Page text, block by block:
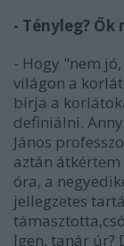
- Tényleg?
- Hogy "nem
világon a
bírja a
definiálni.
János
aztán
óra, a
jellegzetes
Igen, tanár úr?